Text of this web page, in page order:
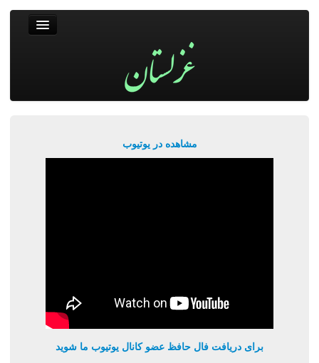
مشاهده در یوتیوب
برای دریافت فال حافظ عضو کانال یوتیوب ما شوید